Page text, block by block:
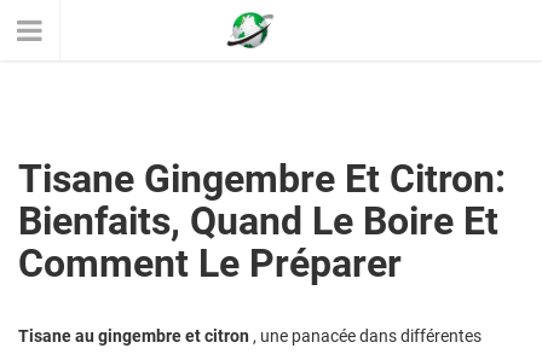
Tisane Gingembre Et Citron:
Bienfaits, Quand Le Boire Et
Comment Le Préparer
Tisane au gingembre et citron , une panacée dans différentes